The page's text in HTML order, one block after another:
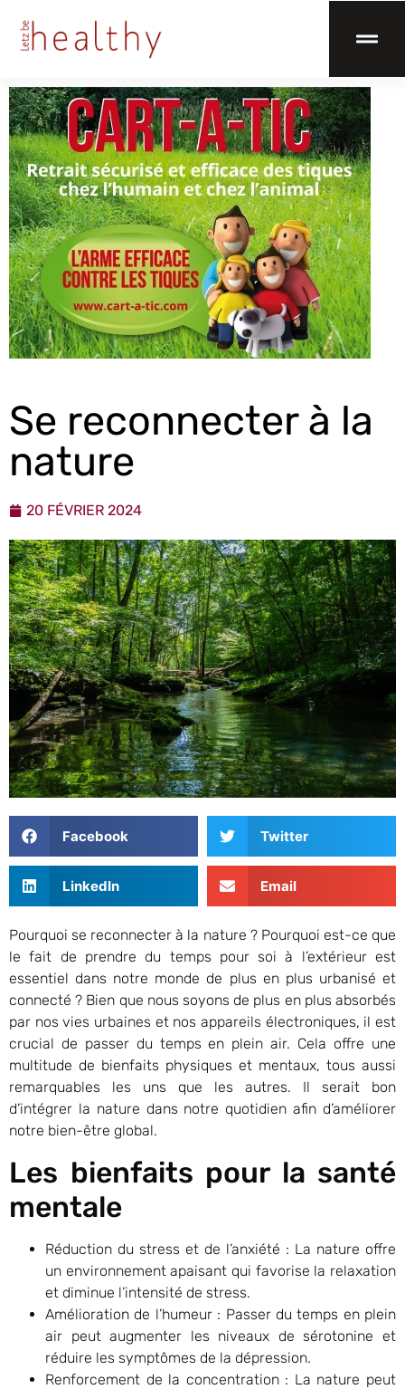
Se reconnecter à la
nature
20 FÉVRIER 2024
Facebook Twitter
LinkedIn Email
Pourquoi se reconnecter à la nature ? Pourquoi est-ce que
le fait de prendre du temps pour soi à l’extérieur est
essentiel dans notre monde de plus en plus urbanisé et
connecté ? Bien que nous soyons de plus en plus absorbés
par nos vies urbaines et nos appareils électroniques, il est
crucial de passer du temps en plein air. Cela offre une
multitude de bienfaits physiques et mentaux, tous aussi
remarquables les uns que les autres. Il serait bon
d’intégrer la nature dans notre quotidien afin d’améliorer
notre bien-être global.
Les bienfaits pour la santé
mentale
Réduction du stress et de l’anxiété : La nature offre
un environnement apaisant qui favorise la relaxation
et diminue l’intensité de stress.
Amélioration de l’humeur : Passer du temps en plein
air peut augmenter les niveaux de sérotonine et
réduire les symptômes de la dépression.
Renforcement de la concentration : La nature peut